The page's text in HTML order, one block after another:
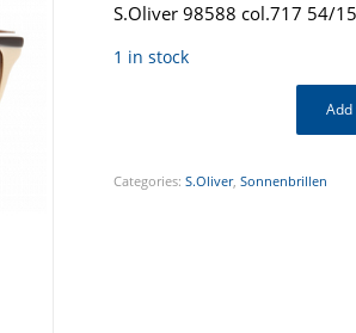
S.Oliver 98588 col.717 54/15
1 in stock
Categories:S.Oliver,Sonnenbrillen